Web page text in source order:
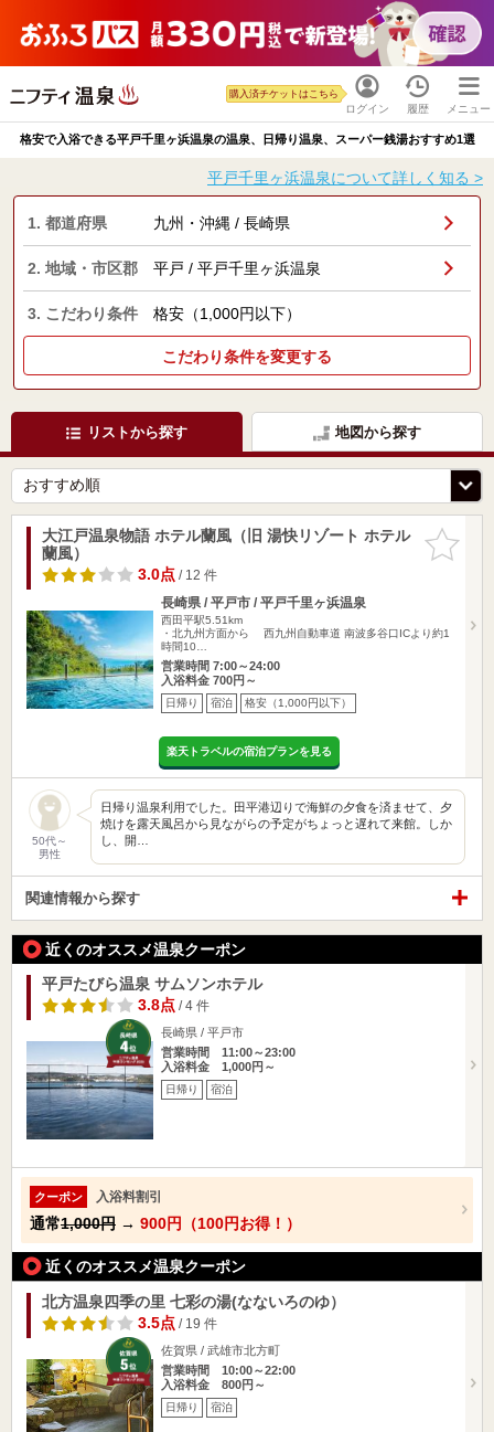
ログイン
購入済チケットはこちら
履歴 メニュー
格安で入浴できる平戸千里ヶ浜温泉の温泉、日帰り温泉、スーパー銭湯おすすめ1選
平戸千里ヶ浜温泉について詳しく知る >
1. 都道府県 九州・沖縄 / 長崎県
2. 地域・市区郡 平戸 / 平戸千里ヶ浜温泉
3. こだわり条件 格安（1,000円以下）
こだわり条件を変更する
リストから探す 地図から探す
お気に入
りに追加
大江戸温泉物語 ホテル蘭風（旧 湯快リゾート ホテル
蘭風）
3.0点/ 12 件
長崎県 / 平戸市 / 平戸千里ヶ浜温泉
西田平駅5.51km
・北九州方面から 西九州自動車道 南波多谷口ICより約1
時間10…
営業時間 7:00～24:00
入浴料金 700円～
日帰り 宿泊 格安（1,000円以下）
楽天トラベルの宿泊プランを見る
50代～
男性
日帰り温泉利用でした。田平港辺りで海鮮の夕食を済ませて、夕
焼けを露天風呂から見ながらの予定がちょっと遅れて来館。しか
し、開…
関連情報から探す
近くのオススメ温泉クーポン
平戸たびら温泉 サムソンホテル
3.8点/ 4 件
長崎県 / 平戸市
営業時間 11:00～23:00
入浴料金 1,000円～
日帰り 宿泊
クーポン 入浴料割引
通常1,000円 → 900円（100円お得！）
近くのオススメ温泉クーポン
北方温泉四季の里 七彩の湯(なないろのゆ）
3.5点/ 19 件
佐賀県 / 武雄市北方町
営業時間 10:00～22:00
入浴料金 800円～
日帰り 宿泊